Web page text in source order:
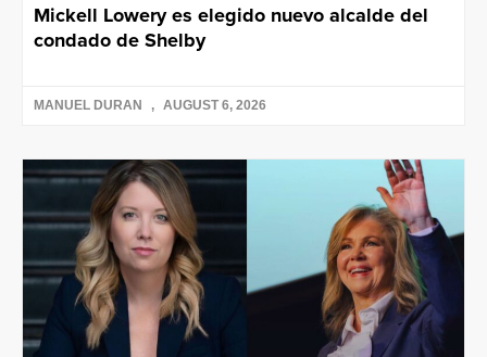
Mickell Lowery es elegido nuevo alcalde del
condado de Shelby
MANUEL DURAN AUGUST 6, 2026